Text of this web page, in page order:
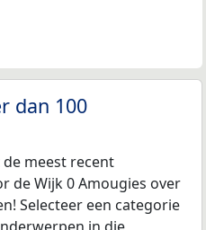
dan 100
meest recent
de Wijk 0 Amougies over
Selecteer een categorie